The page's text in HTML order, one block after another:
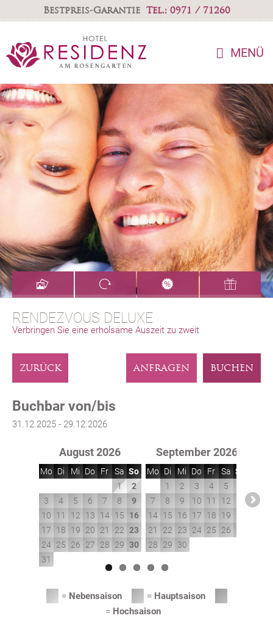
Bestpreis-Garantie Tel.: 0971 / 71260
MENÜ
RENDEZVOUS DELUXE
Verbringen Sie eine erholsame Auszeit zu zweit
ZURÜCK BUCHEN
ANFRAGEN
Buchbar von/bis
31.12.2025 - 29.12.2026
August 2026
Mo Di Mi Do Fr Sa So
1
2
3
4 5 6 7 8
9
10
11 12 13 14 15
16
17
18 19 20 21 22 23
24 25 26 27 28 29 30
31
September 2026
Mo Di Mi Do Fr Sa So
1
2 3 4 5
7
8 9 10 11 12
13
14 15 16 17 18 19 20
21
22 23 24 25 26 27
28
29 30
5
= Nebensaison = Hauptsaison
= Hochsaison